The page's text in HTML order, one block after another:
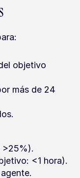
objetivo
más de 24
>25%).
<1 hora).